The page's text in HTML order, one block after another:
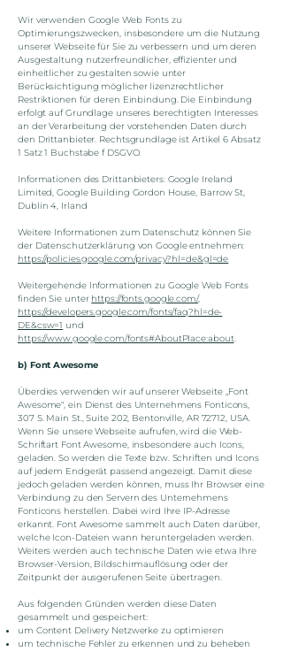
Wir verwenden Google Web Fonts zu
Optimierungszwecken, insbesondere um die Nutzung
unserer Webseite für Sie zu verbessern und um deren
Ausgestaltung nutzerfreundlicher, effizienter und
einheitlicher zu gestalten sowie unter
Berücksichtigung möglicher lizenzrechtlicher
Restriktionen für deren Einbindung. Die Einbindung
erfolgt auf Grundlage unseres berechtigten Interesses
an der Verarbeitung der vorstehenden Daten durch
den Drittanbieter. Rechtsgrundlage ist Artikel 6 Absatz
1 Satz 1 Buchstabe f DSGVO.
Informationen des Drittanbieters: Google Ireland
Limited, Google Building Gordon House, Barrow St,
Dublin 4, Irland
Weitere Informationen zum Datenschutz können Sie
der Datenschutzerklärung von Google entnehmen:
https://policies.google.com/privacy?hl=de&gl=de
Weitergehende Informationen zu Google Web Fonts
finden Sie unter https://fonts.google.com/,
https://developers.google.com/fonts/faq?hl=de-
DE&csw=1 und
https://www.google.com/fonts#AboutPlace:about.
b) Font Awesome
Überdies verwenden wir auf unserer Webseite „Font
Awesome", ein Dienst des Unternehmens Fonticons,
307 S. Main St., Suite 202, Bentonville, AR 72712, USA.
Wenn Sie unsere Webseite aufrufen, wird die Web-
Schriftart Font Awesome, insbesondere auch Icons,
geladen. So werden die Texte bzw. Schriften und Icons
auf jedem Endgerät passend angezeigt. Damit diese
jedoch geladen werden können, muss Ihr Browser eine
Verbindung zu den Servern des Unternehmens
Fonticons herstellen. Dabei wird Ihre IP-Adresse
erkannt. Font Awesome sammelt auch Daten darüber,
welche Icon-Dateien wann heruntergeladen werden.
Weiters werden auch technische Daten wie etwa Ihre
Browser-Version, Bildschirmauflösung oder der
Zeitpunkt der ausgerufenen Seite übertragen.
Aus folgenden Gründen werden diese Daten
gesammelt und gespeichert:
um Content Delivery Netzwerke zu optimieren
um technische Fehler zu erkennen und zu beheben